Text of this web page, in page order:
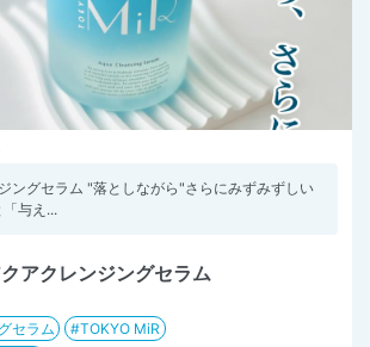
ングセラム "落としながら"さらにみずみずしい
与え...
アクレンジングセラム
セラム
TOKYO MiR